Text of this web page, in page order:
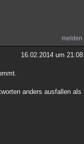
melden
16.02.2014 um 21:08
anders ausfallen als